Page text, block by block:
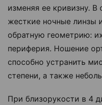
изменяя ее кривизну. В
жесткие ночные линзы
обратную геометрию:
периферия. Ношение
способно устранить
степени, а также
При близорукости в 4